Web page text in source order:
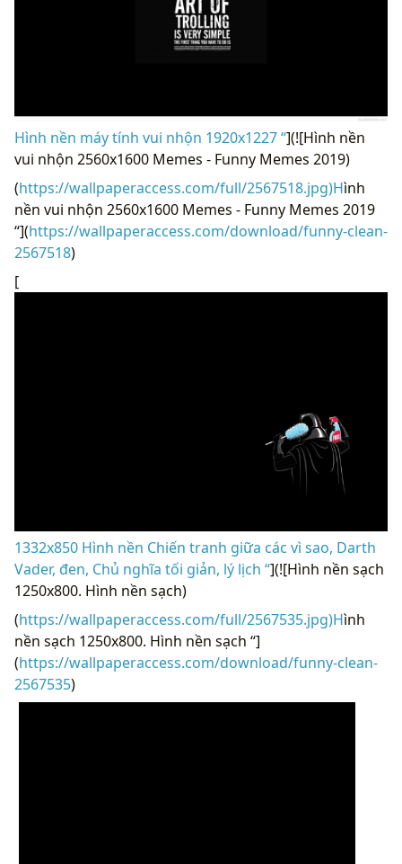
Hình nền máy tính vui nhộn 1920x1227 “](![Hình nền
vui nhộn 2560x1600 Memes - Funny Memes 2019)
(https://wallpaperaccess.com/full/2567518.jpg)Hình
nền vui nhộn 2560x1600 Memes - Funny Memes 2019
“](https://wallpaperaccess.com/download/funny-clean-
2567518)
[
1332x850 Hình nền Chiến tranh giữa các vì sao, Darth
Vader, đen, Chủ nghĩa tối giản, lý lịch “](![Hình nền sạch
1250x800. Hình nền sạch)
(https://wallpaperaccess.com/full/2567535.jpg)Hình
nền sạch 1250x800. Hình nền sạch “]
(https://wallpaperaccess.com/download/funny-clean-
2567535)